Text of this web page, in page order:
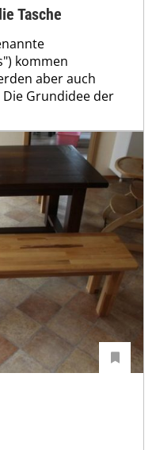
Tasche
kommen
aber auch
Grundidee der